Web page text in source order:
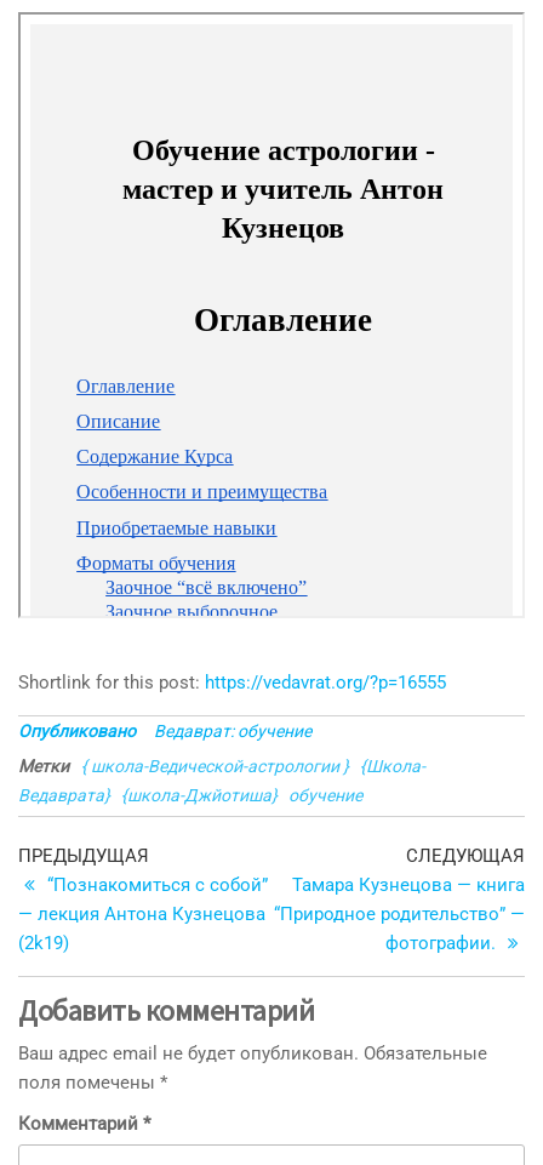
Shortlink for this post: https://vedavrat.org/?p=16555
Опубликовано
Ведаврат: обучение
Метки
{ школа-Ведической-астрологии }
{Школа-
Ведаврата}
{школа-Джйотиша} обучение
Навигация
по
записям
Предыдущая
запись
ПРЕДЫДУЩАЯ
“Познакомиться с собой”
— лекция Антона Кузнецова
(2k19)
СЛЕДУЮЩАЯ
Тамара Кузнецова — книга
“Природное родительство” —
фотографии.
Добавить комментарий
Ваш адрес email не будет опубликован. Обязательные
поля помечены *
Комментарий *